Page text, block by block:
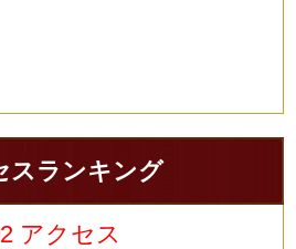
スランキング
アクセス